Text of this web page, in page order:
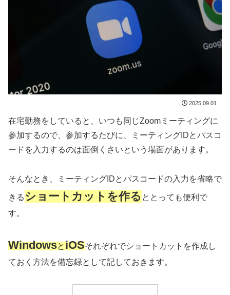
2025.09.01
在宅勤務をしていると、いつも同じZoomミーティングに
参加するので、参加するたびに、ミーティングIDとパスコ
ードを入力するのは面倒くさいという場面があります。
そんなとき、ミーティングIDとパスコードの入力を省略で
きる ショートカットを作る ととっても便利で
す。
WindowsとiOSそれぞれでショートカットを作成し
ておく方法を備忘録として記しておきます。